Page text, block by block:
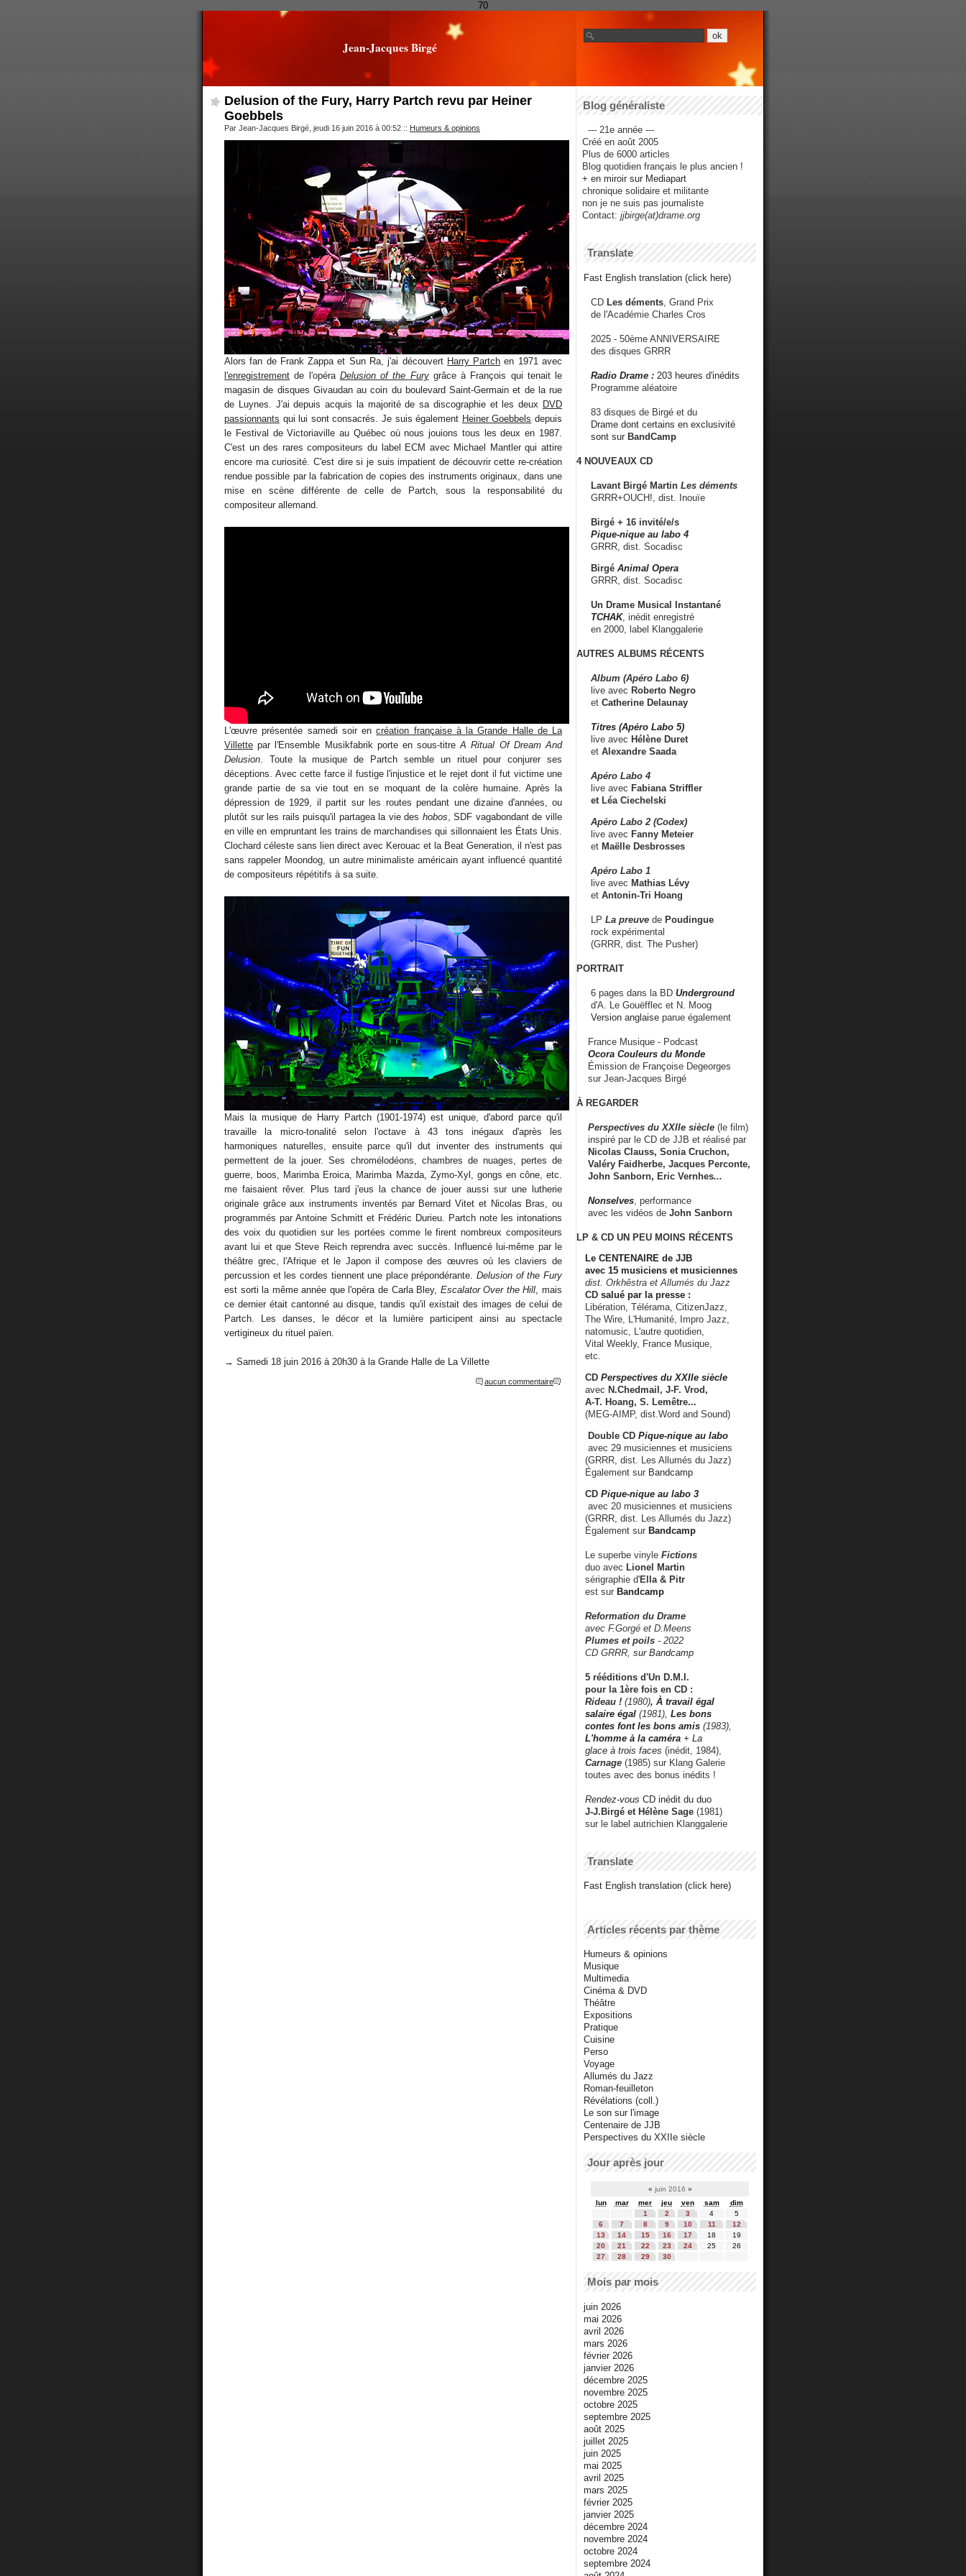
70
Jean-Jacques Birgé
Delusion of the Fury, Harry Partch revu par Heiner
Goebbels
Par Jean-Jacques Birgé, jeudi 16 juin 2016 à 00:52 :: Humeurs & opinions
Alors fan de Frank Zappa et Sun Ra, j'ai découvert Harry Partch en 1971 avec
l'enregistrement de l'opéra Delusion of the Furygrâce à François qui tenait le
magasin de disques Givaudan au coin du boulevard Saint-Germain et de la rue
de Luynes. J'ai depuis acquis la majorité de sa discographie et les deux DVD
passionnants qui lui sont consacrés. Je suis également Heiner Goebbels depuis
le Festival de Victoriaville au Québec où nous jouions tous les deux en 1987.
C'est un des rares compositeurs du label ECM avec Michael Mantler qui attire
encore ma curiosité. C'est dire si je suis impatient de découvrir cette re-création
rendue possible par la fabrication de copies des instruments originaux, dans une
mise en scène différente de celle de Partch, sous la responsabilité du
compositeur allemand.
L'œuvre présentée samedi soir encréation française à la Grande Halle de La
Villette par l'Ensemble Musikfabrik porte en sous-titreA Ritual Of Dream And
Delusion . Toute la musique de Partch semble un rituel pour conjurer ses
déceptions. Avec cette farce il fustige l'injustice et le rejet dont il fut victime une
grande partie de sa vie tout en se moquant de la colère humaine. Après la
dépression de 1929, il partit sur les routes pendant une dizaine d'années, ou
plutôt sur les rails puisqu'il partagea la vie des hobos , SDF vagabondant de ville
en ville en empruntant les trains de marchandises qui sillonnaient les États Unis.
Clochard céleste sans lien direct avec Kerouac et la Beat Generation, il n'est pas
sans rappeler Moondog, un autre minimaliste américain ayant influencé quantité
de compositeurs répétitifs à sa suite.
Mais la musique de Harry Partch (1901-1974) est unique, d'abord parce qu'il
travaille la micro-tonalité selon l'octave à 43 tons inégaux d'après les
harmoniques naturelles, ensuite parce qu'il dut inventer des instruments qui
permettent de la jouer. Ses chromélodéons, chambres de nuages, pertes de
guerre, boos, Marimba Eroica, Marimba Mazda, Zymo-Xyl, gongs en cône, etc.
me faisaient rêver. Plus tard j'eus la chance de jouer aussi sur une lutherie
originale grâce aux instruments inventés par Bernard Vitet et Nicolas Bras, ou
programmés par Antoine Schmitt et Frédéric Durieu. Partch note les intonations
des voix du quotidien sur les portées comme le firent nombreux compositeurs
avant lui et que Steve Reich reprendra avec succès. Influencé lui-même par le
théâtre grec, l'Afrique et le Japon il compose des œuvres où les claviers de
percussion et les cordes tiennent une place prépondérante.Delusion of the Fury
est sorti la même année que l'opéra de Carla Bley, Escalator Over the Hill , mais
ce dernier était cantonné au disque, tandis qu'il existait des images de celui de
Partch. Les danses, le décor et la lumière participent ainsi au spectacle
vertigineux du rituel païen.
→ Samedi 18 juin 2016 à 20h30 à la Grande Halle de La Villette
aucun commentaire
Blog généraliste
--- 21e année ---
Créé en août 2005
Plus de 6000 articles
Blog quotidien français le plus ancien !
+ en miroir sur Mediapart
chronique solidaire et militante
non je ne suis pas journaliste
Contact: jjbirge(at)drame.org
Translate
Fast English translation (click here)
CD Les déments , Grand Prix
de l'Académie Charles Cros
2025 - 50ème ANNIVERSAIRE
des disques GRRR
Radio Drame : 203 heures d'inédits
Programme aléatoire
83 disques de Birgé et du
Drame dont certains en exclusivité
sont sur BandCamp
4 NOUVEAUX CD
Lavant Birgé Martin Les déments
GRRR+OUCH!, dist. Inouïe
Birgé + 16 invité/e/s
Pique-nique au labo 4
GRRR, dist. Socadisc
Birgé Animal Opera
GRRR, dist. Socadisc
Un Drame Musical Instantané
TCHAK, inédit enregistré
en 2000, label Klanggalerie
AUTRES ALBUMS RÉCENTS
Album (Apéro Labo 6)
live avec Roberto Negro
et Catherine Delaunay
Titres (Apéro Labo 5)
live avec Hélène Duret
et Alexandre Saada
Apéro Labo 4
live avec Fabiana Striffler
et Léa Ciechelski
Apéro Labo 2 (Codex)
live avec Fanny Meteier
et Maëlle Desbrosses
Apéro Labo 1
live avec Mathias Lévy
et Antonin-Tri Hoang
LP La preuve de Poudingue
rock expérimental
(GRRR, dist. The Pusher)
PORTRAIT
6 pages dans la BD Underground
d'A. Le Gouëfflec et N. Moog
Version anglaise parue également
France Musique - Podcast
Ocora Couleurs du Monde
Émission de Françoise Degeorges
sur Jean-Jacques Birgé
À REGARDER
Perspectives du XXIIe siècle (le film)
inspiré par le CD de JJB et réalisé par
Nicolas Clauss, Sonia Cruchon,
Valéry Faidherbe, Jacques Perconte,
John Sanborn, Eric Vernhes...
Nonselves , performance
avec les vidéos de John Sanborn
LP & CD UN PEU MOINS RÉCENTS
Le CENTENAIRE de JJB
avec 15 musiciens et musiciennes
dist. Orkhêstra et Allumés du Jazz
CD salué par la presse :
Libération, Télérama, CitizenJazz,
The Wire, L'Humanité, Impro Jazz,
natomusic, L'autre quotidien,
Vital Weekly, France Musique,
etc.
CD Perspectives du XXIIe siècle
avec N.Chedmail, J-F. Vrod,
A-T. Hoang, S. Lemêtre...
(MEG-AIMP, dist.Word and Sound)
Double CD Pique-nique au labo
avec 29 musiciennes et musiciens
(GRRR, dist. Les Allumés du Jazz)
Également sur Bandcamp
CD Pique-nique au labo 3
avec 20 musiciennes et musiciens
(GRRR, dist. Les Allumés du Jazz)
Également sur Bandcamp
Le superbe vinyle Fictions
duo avec Lionel Martin
sérigraphie d'Ella & Pitr
est sur Bandcamp
Reformation du Drame
avec F.Gorgé et D.Meens
Plumes et poils - 2022
CD GRRR, sur Bandcamp
5 rééditions d'Un D.M.I.
pour la 1ère fois en CD :
Rideau ! (1980), À travail égal
salaire égal (1981), Les bons
contes font les bons amis (1983),
L'homme à la caméra + La
glace à trois faces (inédit, 1984),
Carnage (1985) sur Klang Galerie
toutes avec des bonus inédits !
Rendez-vous CD inédit du duo
J-J.Birgé et Hélène Sage (1981)
sur le label autrichien Klanggalerie
Translate
Fast English translation (click here)
Articles récents par thème
Humeurs & opinions
Musique
Multimedia
Cinéma & DVD
Théâtre
Expositions
Pratique
Cuisine
Perso
Voyage
Allumés du Jazz
Roman-feuilleton
Révélations (coll.)
Le son sur l'image
Centenaire de JJB
Perspectives du XXIIe siècle
Jour après jour
« juin 2016 »
lun
mar mer jeu ven sam
dim
1
2 3 4
5
6
7 8 9 10 11
12
13
14 15 16 17 18
19
20
21 22 23 24 25
26
27
28 29 30
Mois par mois
juin 2026
mai 2026
avril 2026
mars 2026
février 2026
janvier 2026
décembre 2025
novembre 2025
octobre 2025
septembre 2025
août 2025
juillet 2025
juin 2025
mai 2025
avril 2025
mars 2025
février 2025
janvier 2025
décembre 2024
novembre 2024
octobre 2024
septembre 2024